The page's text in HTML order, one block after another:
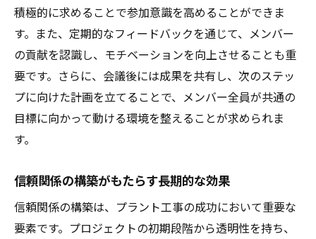
積極的に求めることで参加意識を高めることができま
す。また、定期的なフィードバックを通じて、メンバー
の貢献を認識し、モチベーションを向上させることも重
要です。さらに、会議後には成果を共有し、次のステッ
プに向けた計画を立てることで、メンバー全員が共通の
目標に向かって動ける環境を整えることが求められま
す。
信頼関係の構築がもたらす長期的な効果
信頼関係の構築は、プラント工事の成功において重要な
要素です。プロジェクトの初期段階から透明性を持ち、